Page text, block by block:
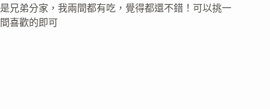
是兄弟分家，我兩間都有吃，覺得都還不錯！可以挑一
間喜歡的即可